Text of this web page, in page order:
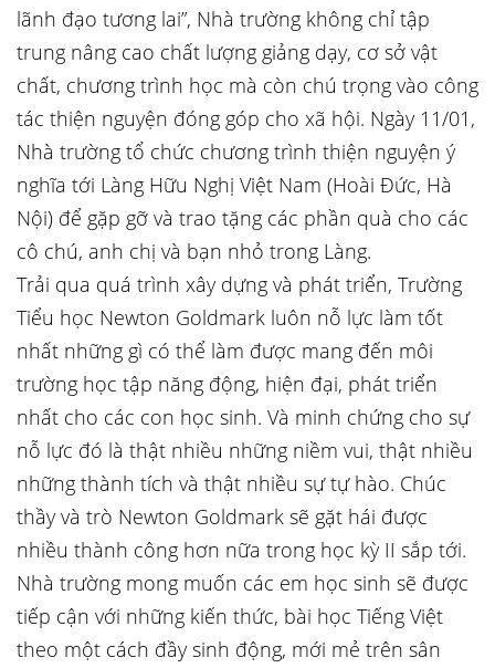
lãnh đạo tương lai”, Nhà trường không chỉ tập
trung nâng cao chất lượng giảng dạy, cơ sở vật
chất, chương trình học mà còn chú trọng vào công
tác thiện nguyện đóng góp cho xã hội. Ngày 11/01,
Nhà trường tổ chức chương trình thiện nguyện ý
nghĩa tới Làng Hữu Nghị Việt Nam (Hoài Đức, Hà
Nội) để gặp gỡ và trao tặng các phần quà cho các
cô chú, anh chị và bạn nhỏ trong Làng.
Trải qua quá trình xây dựng và phát triển, Trường
Tiểu học Newton Goldmark luôn nỗ lực làm tốt
nhất những gì có thể làm được mang đến môi
trường học tập năng động, hiện đại, phát triển
nhất cho các con học sinh. Và minh chứng cho sự
nỗ lực đó là thật nhiều những niềm vui, thật nhiều
những thành tích và thật nhiều sự tự hào. Chúc
thầy và trò Newton Goldmark sẽ gặt hái được
nhiều thành công hơn nữa trong học kỳ II sắp tới.
Nhà trường mong muốn các em học sinh sẽ được
tiếp cận với những kiến thức, bài học Tiếng Việt
theo một cách đầy sinh động, mới mẻ trên sân